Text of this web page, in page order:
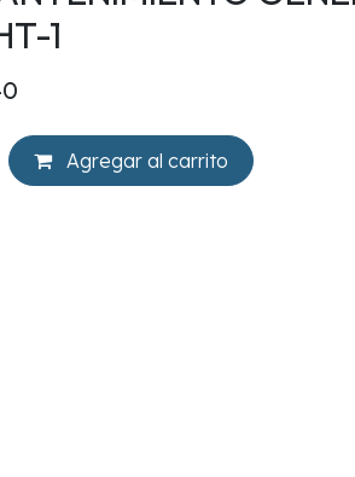
1
Agregar al carrito